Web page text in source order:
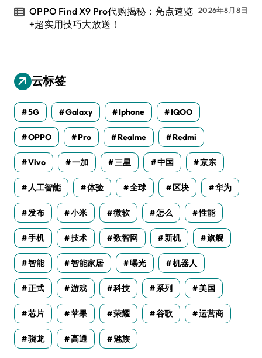
OPPO Find X9 Pro代购揭秘：亮点速览
+超实用技巧大放送！
2026年8月8日
云标签
5G Galaxy Iphone IQOO
OPPO Pro Realme Redmi
Vivo 一加 三星 中国 京东
人工智能 体验 全球 区块 华为
发布 小米 微软 怎么 性能
手机 技术 数智网 新机 旗舰
智能 智能家居 曝光 机器人
正式 游戏 科技 系列 美国
芯片 苹果 荣耀 谷歌 运营商
骁龙 高通 魅族